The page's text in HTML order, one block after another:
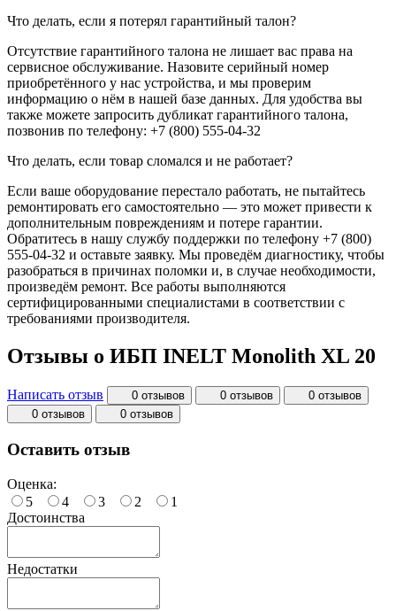
Что делать, если я потерял гарантийный талон?
Отсутствие гарантийного талона не лишает вас права на
сервисное обслуживание. Назовите серийный номер
приобретённого у нас устройства, и мы проверим
информацию о нём в нашей базе данных. Для удобства вы
также можете запросить дубликат гарантийного талона,
позвонив по телефону: +7 (800) 555-04-32
Что делать, если товар сломался и не работает?
Если ваше оборудование перестало работать, не пытайтесь
ремонтировать его самостоятельно — это может привести к
дополнительным повреждениям и потере гарантии.
Обратитесь в нашу службу поддержки по телефону +7 (800)
555-04-32 и оставьте заявку. Мы проведём диагностику, чтобы
разобраться в причинах поломки и, в случае необходимости,
произведём ремонт. Все работы выполняются
сертифицированными специалистами в соответствии с
требованиями производителя.
Отзывы о ИБП INELT Monolith XL 20
Написать отзыв 0 отзывов 0 отзывов
0 отзывов
0 отзывов
0 отзывов
Оставить отзыв
Оценка:
5
4 3 2
1
Достоинства
Недостатки